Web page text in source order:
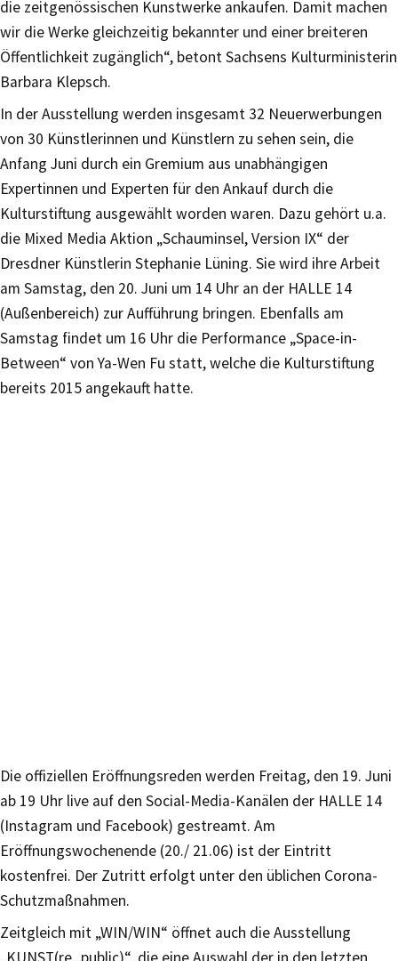
die zeitgenössischen Kunstwerke ankaufen. Damit machen
wir die Werke gleichzeitig bekannter und einer breiteren
Öffentlichkeit zugänglich“, betont Sachsens Kulturministerin
Barbara Klepsch.
In der Ausstellung werden insgesamt 32 Neuerwerbungen
von 30 Künstlerinnen und Künstlern zu sehen sein, die
Anfang Juni durch ein Gremium aus unabhängigen
Expertinnen und Experten für den Ankauf durch die
Kulturstiftung ausgewählt worden waren. Dazu gehört u.a.
die Mixed Media Aktion „Schauminsel, Version IX“ der
Dresdner Künstlerin Stephanie Lüning. Sie wird ihre Arbeit
am Samstag, den 20. Juni um 14 Uhr an der HALLE 14
(Außenbereich) zur Aufführung bringen. Ebenfalls am
Samstag findet um 16 Uhr die Performance „Space-in-
Between“ von Ya-Wen Fu statt, welche die Kulturstiftung
bereits 2015 angekauft hatte.
Die offiziellen Eröffnungsreden werden Freitag, den 19. Juni
ab 19 Uhr live auf den Social-Media-Kanälen der HALLE 14
(Instagram und Facebook) gestreamt. Am
Eröffnungswochenende (20./ 21.06) ist der Eintritt
kostenfrei. Der Zutritt erfolgt unter den üblichen Corona-
Schutzmaßnahmen.
Zeitgleich mit „WIN/WIN“ öffnet auch die Ausstellung